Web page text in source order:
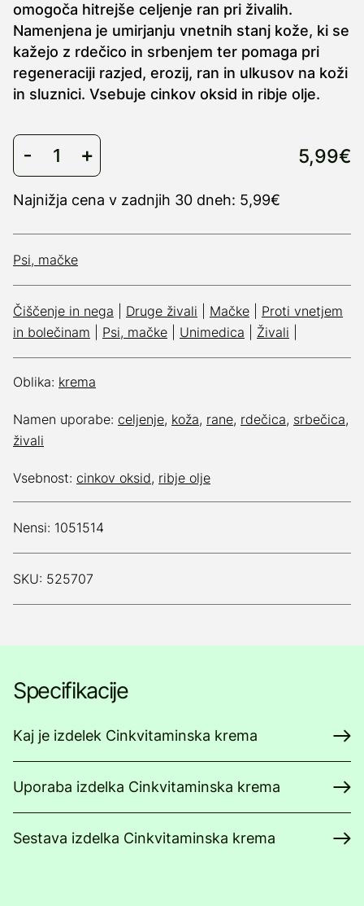
omogoča hitrejše celjenje ran pri živalih.
Namenjena je umirjanju vnetnih stanj kože, ki se
kažejo z rdečico in srbenjem ter pomaga pri
regeneraciji razjed, erozij, ran in ulkusov na koži
in sluznici. Vsebuje cinkov oksid in ribje olje.
5,99€
Najnižja cena v zadnjih 30 dneh: 5,99€
Psi, mačke
Čiščenje in nega Druge živali Mačke
Proti vnetjem
in bolečinam
Psi, mačke Unimedica Živali
Oblika: krema
Namen uporabe: celjenje, koža, rane, rdečica, srbečica,
živali
Vsebnost: cinkov oksid, ribje olje
Nensi: 1051514
SKU: 525707
Specifikacije
Kaj je izdelek Cinkvitaminska krema
Uporaba izdelka Cinkvitaminska krema
Sestava izdelka Cinkvitaminska krema